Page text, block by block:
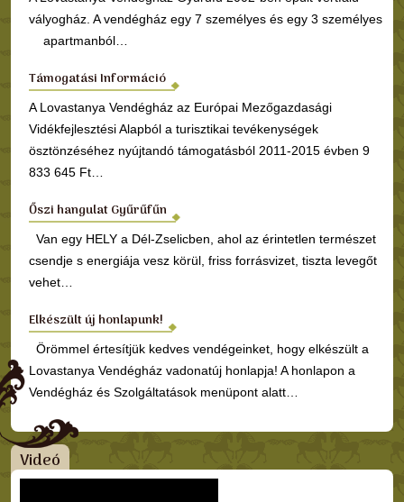
vályogház. A vendégház egy 7 személyes és egy 3 személyes
apartmanból…
Támogatási Információ
A Lovastanya Vendégház az Európai Mezőgazdasági
Vidékfejlesztési Alapból a turisztikai tevékenységek
ösztönzéséhez nyújtandó támogatásból 2011-2015 évben 9
833 645 Ft…
Őszi hangulat Gyűrűfűn
Van egy HELY a Dél-Zselicben, ahol az érintetlen természet
csendje s energiája vesz körül, friss forrásvizet, tiszta levegőt
vehet…
Elkészült új honlapunk!
Örömmel értesítjük kedves vendégeinket, hogy elkészült a
Lovastanya Vendégház vadonatúj honlapja! A honlapon a
Vendégház és Szolgáltatások menüpont alatt…
Videó